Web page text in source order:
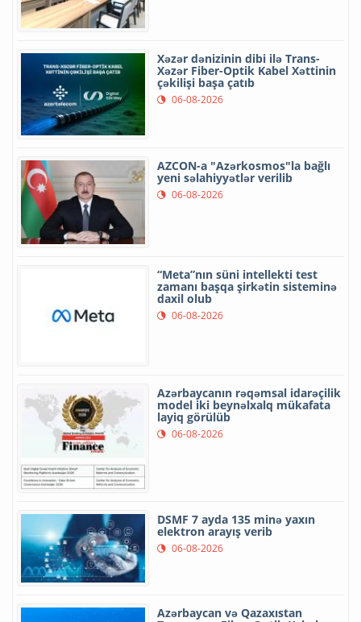
Xəzər dənizinin dibi ilə Trans-
Xəzər Fiber-Optik Kabel Xəttinin
çəkilişi başa çatıb
06-08-2026
AZCON-a "Azərkosmos"la bağlı
yeni səlahiyyətlər verilib
06-08-2026
“Meta”nın süni intellekti test
zamanı başqa şirkətin sisteminə
daxil olub
06-08-2026
Azərbaycanın rəqəmsal idarəçilik
model iki beynəlxalq mükafata
layiq görülüb
06-08-2026
DSMF 7 ayda 135 minə yaxın
elektron arayış verib
06-08-2026
Azərbaycan və Qazaxıstan